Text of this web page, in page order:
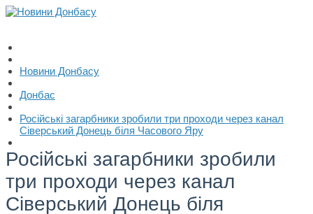
Новини Донбасу
Донбас
Російські загарбники зробили три проходи через канал
Сіверський Донець біля Часового Яру
Російські загарбники зробили
три проходи через канал
Сіверський Донець біля